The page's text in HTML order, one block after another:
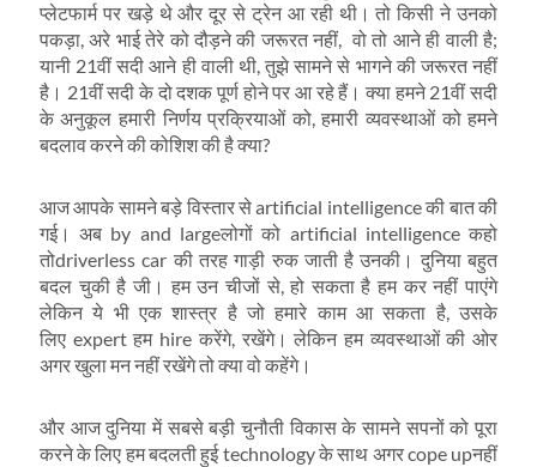
प्‍लेटफार्म पर खड़े थे और दूर से ट्रेन आ रही थी। तो किसी ने उनको
पकड़ा, अरे भाई तेरे को दौड़ने की जरूरत नहीं, वो तो आने ही वाली है;
यानी 21वीं सदी आने ही वाली थी, तुझे सामने से भागने की जरूरत नहीं
है। 21वीं सदी के दो दशक पूर्ण होने पर आ रहे हैं। क्‍या हमने 21वीं सदी
के अनुकूल हमारी निर्णय प्रक्रियाओं को, हमारी व्‍यवस्‍थाओं को हमने
बदलाव करने की कोशिश की है क्‍या?
आज आपके सामने बड़े विस्‍तार से artificial intelligence की बात की
गई। अब by and largeलोगों को artificial intelligence कहो
तोdriverless car की तरह गाड़ी रुक जाती है उनकी। दुनिया बहुत
बदल चुकी है जी। हम उन चीजों से, हो सकता है हम कर नहीं पाएंगे
लेकिन ये भी एक शास्‍त्र है जो हमारे काम आ सकता है, उसके
लिए expert हम hire करेंगे, रखेंगे। लेकिन हम व्‍यवस्‍थाओं की ओर
अगर खुला मन नहीं रखेंगे तो क्‍या वो कहेंगे।
और आज दुनिया में सबसे बड़ी चुनौती विकास के सामने सपनों को पूरा
करने के लिए हम बदलती हुई technology के साथ अगर cope upनहीं